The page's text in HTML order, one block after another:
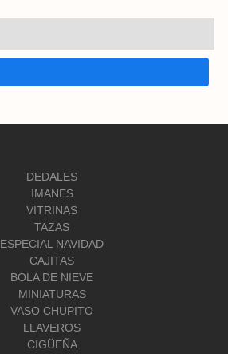
DEDALES
IMANES
VITRINAS
TAZAS
ESPECIAL NAVIDAD
CAJITAS
BOLA DE NIEVE
MINIATURAS
VASO CHUPITO
LLAVEROS
CIGÜEÑA